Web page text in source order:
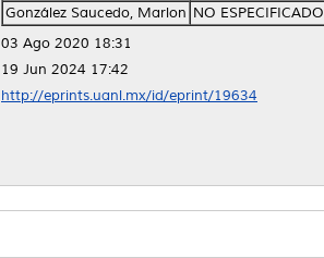
González Saucedo, Marlon NO ESPECIFICADO
03 Ago 2020 18:31
19 Jun 2024 17:42
http://eprints.uanl.mx/id/eprint/19634